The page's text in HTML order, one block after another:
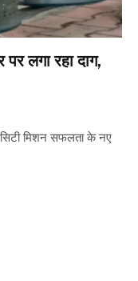
पर लगा रहा दाग,
मिशन सफलता के नए